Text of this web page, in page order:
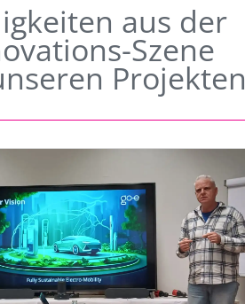
aus der
Szene
Projekten